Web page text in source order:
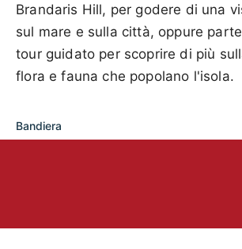
Brandaris Hill, per godere di una
sul mare e sulla città, oppure
tour guidato per scoprire di più
flora e fauna che popolano l'isola.
Bandiera